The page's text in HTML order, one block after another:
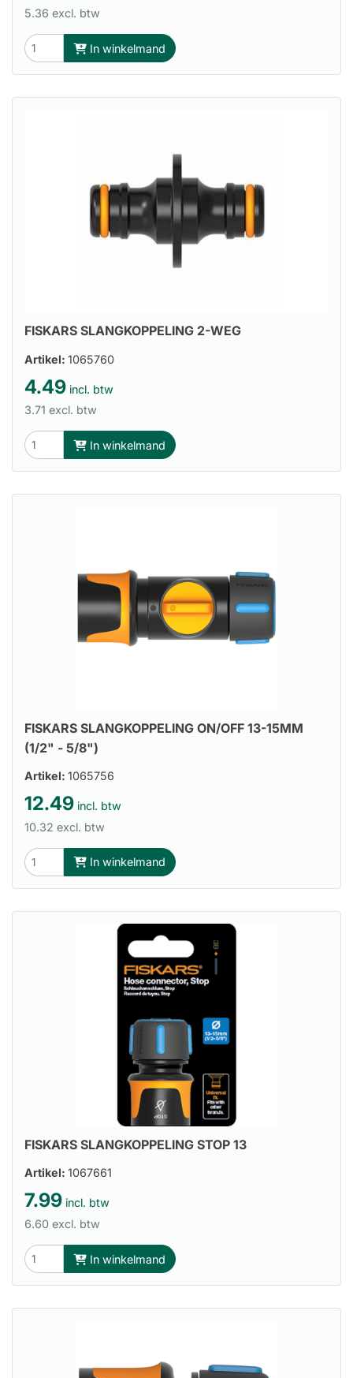
5.36 excl. btw
In winkelmand
FISKARS SLANGKOPPELING 2-WEG
Artikel: 1065760
4.49 incl. btw
3.71 excl. btw
In winkelmand
FISKARS SLANGKOPPELING ON/OFF 13-15MM
(1/2" - 5/8")
Artikel: 1065756
12.49 incl. btw
10.32 excl. btw
In winkelmand
FISKARS SLANGKOPPELING STOP 13
Artikel: 1067661
7.99 incl. btw
6.60 excl. btw
In winkelmand